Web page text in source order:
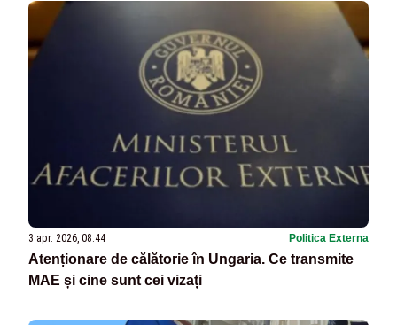
3 apr. 2026, 08:44 Politica Externa
Atenționare de călătorie în Ungaria. Ce transmite
MAE și cine sunt cei vizați